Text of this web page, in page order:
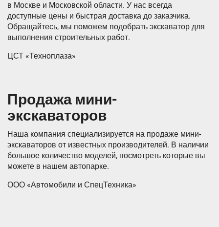
в Москве и Московской области. У нас всегда
доступные цены и быстрая доставка до заказчика.
Обращайтесь, мы поможем подобрать экскаватор для
выполнения строительных работ.
ЦСТ «Техноплаза»
Продажа мини-
экскаваторов
Наша компания специализируется на продаже мини-
экскаваторов от известных производителей. В наличии
большое количество моделей, посмотреть которые вы
можете в нашем автопарке.
ООО «Автомобили и СпецТехника»